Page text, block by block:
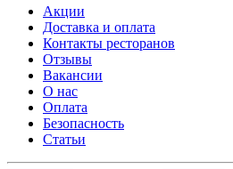
Акции
Доставка и оплата
Контакты ресторанов
Отзывы
Вакансии
О нас
Оплата
Безопасность
Статьи